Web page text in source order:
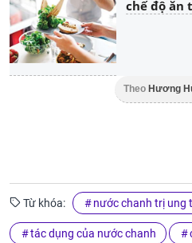
chế độ ăn
Theo Hương
Từ khóa: nước chanh trị ung
tác dụng của nước chanh